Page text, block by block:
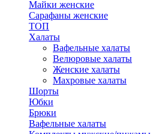
Майки женские
Сарафаны женские
ТОП
Халаты
Вафельные халаты
Велюровые халаты
Женские халаты
Махровые халаты
Шорты
Юбки
Брюки
Вафельные халаты